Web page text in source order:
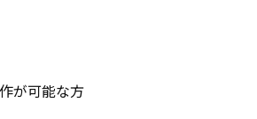
が可能な方